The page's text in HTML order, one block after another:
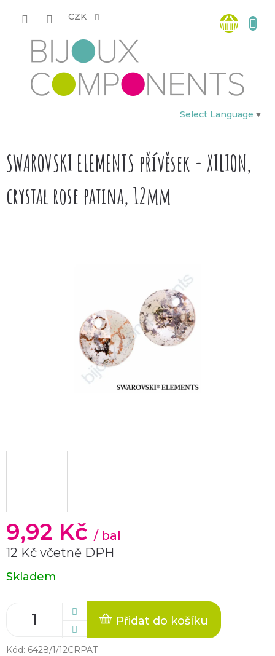
CZK
Select Language ▼
košík
SWAROVSKI ELEMENTS přívěsek - XILION,
crystal rose patina, 12mm
9,92 Kč / bal
12 Kč včetně DPH
Měrná
cena:
Skladem
Přidat do košíku
Kód: 6428/1/12CRPAT